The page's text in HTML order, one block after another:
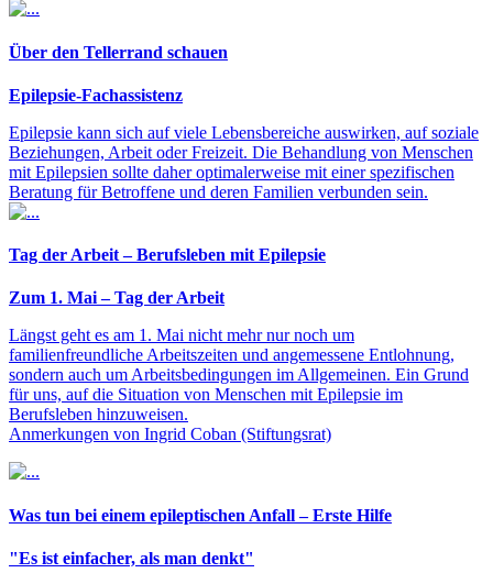
Über den Tellerrand schauen
Epilepsie-Fachassistenz
Epilepsie kann sich auf viele Lebensbereiche auswirken, auf soziale
Beziehungen, Arbeit oder Freizeit. Die Behandlung von Menschen
mit Epilepsien sollte daher optimalerweise mit einer spezifischen
Beratung für Betroffene und deren Familien verbunden sein.
Tag der Arbeit – Berufsleben mit Epilepsie
Zum 1. Mai – Tag der Arbeit
Längst geht es am 1. Mai nicht mehr nur noch um
familienfreundliche Arbeitszeiten und angemessene Entlohnung,
sondern auch um Arbeitsbedingungen im Allgemeinen. Ein Grund
für uns, auf die Situation von Menschen mit Epilepsie im
Berufsleben hinzuweisen.
Anmerkungen von Ingrid Coban (Stiftungsrat)
Was tun bei einem epileptischen Anfall – Erste Hilfe
"Es ist einfacher, als man denkt"